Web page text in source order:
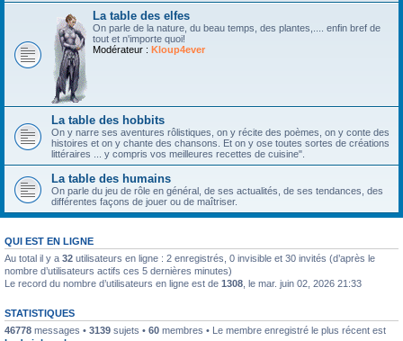
La table des elfes
On parle de la nature, du beau temps, des plantes,.... enfin bref de
tout et n'importe quoi!
Modérateur : Kloup4ever
La table des hobbits
On y narre ses aventures rôlistiques, on y récite des poèmes, on y conte des
histoires et on y chante des chansons. Et on y ose toutes sortes de créations
littéraires ... y compris vos meilleures recettes de cuisine".
La table des humains
On parle du jeu de rôle en général, de ses actualités, de ses tendances, des
différentes façons de jouer ou de maîtriser.
QUI EST EN LIGNE
Au total il y a 32 utilisateurs en ligne : 2 enregistrés, 0 invisible et 30 invités (d’après le
nombre d’utilisateurs actifs ces 5 dernières minutes)
Le record du nombre d’utilisateurs en ligne est de 1308 , le mar. juin 02, 2026 21:33
STATISTIQUES
46778 messages • 3139 sujets • 60 membres • Le membre enregistré le plus récent est